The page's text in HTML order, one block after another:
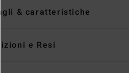
& caratteristiche
e Resi